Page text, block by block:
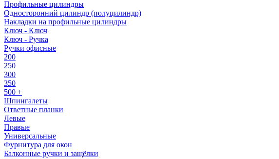
Профильные цилиндры
Односторонний цилиндр (полуцилиндр)
Накладки на профильные цилиндры
Ключ - Ключ
Ключ - Ручка
Ручки офисные
200
250
300
350
500 +
Шпингалеты
Ответные планки
Левые
Правые
Универсальные
Фурнитура для окон
Балконные ручки и защёлки